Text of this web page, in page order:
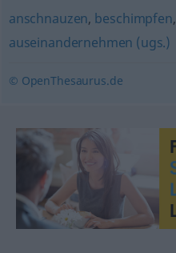
anschnauzen, beschimpfen,
auseinandernehmen (ugs.)
© OpenThesaurus.de